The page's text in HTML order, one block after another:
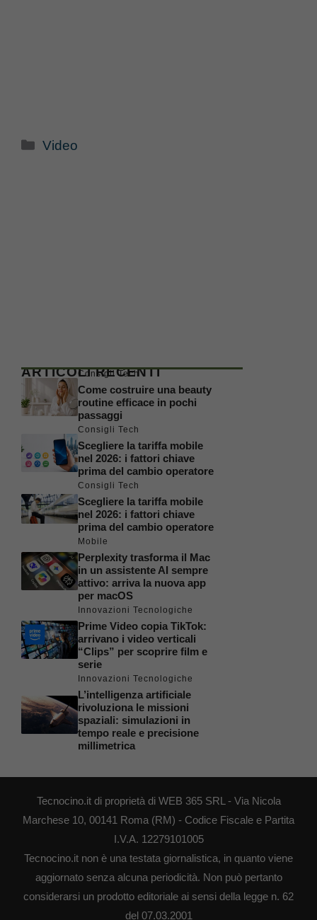
Categorie
Video
ARTICOLI RECENTI
Consigli Tech
Come costruire una beauty
routine efficace in pochi
passaggi
Consigli Tech
Scegliere la tariffa mobile
nel 2026: i fattori chiave
prima del cambio operatore
Consigli Tech
Scegliere la tariffa mobile
nel 2026: i fattori chiave
prima del cambio operatore
Mobile
Perplexity trasforma il Mac
in un assistente AI sempre
attivo: arriva la nuova app
per macOS
Innovazioni Tecnologiche
Prime Video copia TikTok:
arrivano i video verticali
“Clips” per scoprire film e
serie
Innovazioni Tecnologiche
L’intelligenza artificiale
rivoluziona le missioni
spaziali: simulazioni in
tempo reale e precisione
millimetrica
Tecnocino.it di proprietà di WEB 365 SRL - Via Nicola
Marchese 10, 00141 Roma (RM) - Codice Fiscale e Partita
I.V.A. 12279101005
Tecnocino.it non è una testata giornalistica, in quanto viene
aggiornato senza alcuna periodicità. Non può pertanto
considerarsi un prodotto editoriale ai sensi della legge n. 62
del 07.03.2001